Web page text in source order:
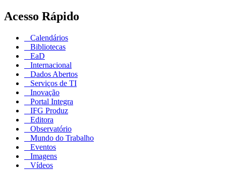
Acesso Rápido
Calendários
Bibliotecas
EaD
Internacional
Dados Abertos
Serviços de TI
Inovação
Portal Integra
IFG Produz
Editora
Observatório
Mundo do Trabalho
Eventos
Imagens
Vídeos